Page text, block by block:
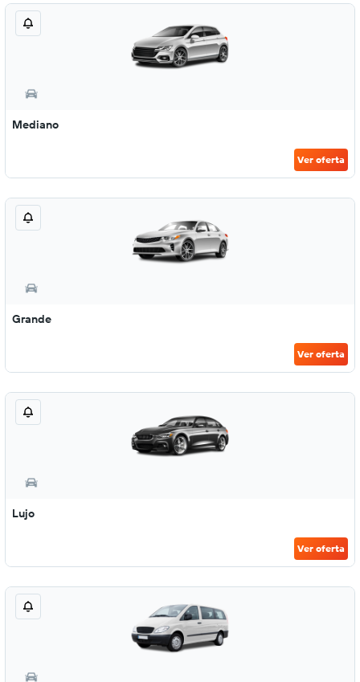
Mediano
Ver oferta
Grande
Ver oferta
Lujo
Ver oferta